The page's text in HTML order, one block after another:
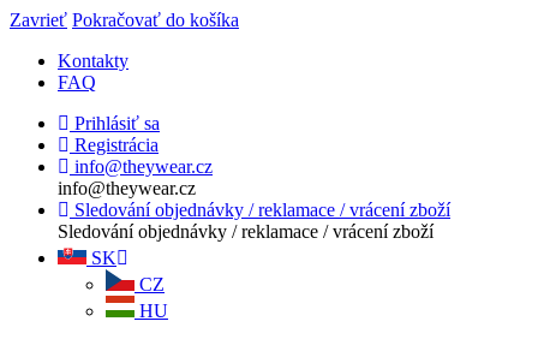
Zavrieť Pokračovať do košíka
Kontakty
FAQ
Prihlásiť sa
Registrácia
info@theywear.cz
info@theywear.cz
Sledování objednávky / reklamace / vrácení zboží
Sledování objednávky / reklamace / vrácení zboží
SK
CZ
HU